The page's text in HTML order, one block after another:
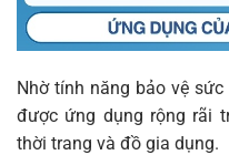
Nhờ tính năng bảo vệ
được ứng dụng rộng rãi
thời trang và đồ gia dụng.